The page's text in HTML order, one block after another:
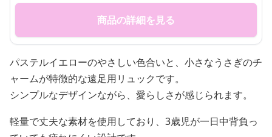
商品の詳細を見る
パステルイエローのやさしい色合いと、小さなうさぎのチ
ャームが特徴的な遠足用リュックです。
シンプルなデザインながら、愛らしさが感じられます。
軽量で丈夫な素材を使用しており、3歳児が一日中背負っ